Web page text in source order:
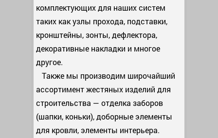
комплектующих для наших систем
таких как узлы прохода, подставки,
кронштейны, зонты, дефлектора,
декоративные накладки и многое
другое.
Также мы производим широчайший
ассортимент жестяных изделий для
строительства — отделка заборов
(шапки, коньки), доборные элементы
для кровли, элементы интерьера.